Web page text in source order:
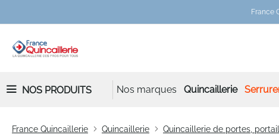
France
NOS PRODUITS Nos marques Quincaillerie
France Quincaillerie Quincaillerie Quincaillerie de portes,